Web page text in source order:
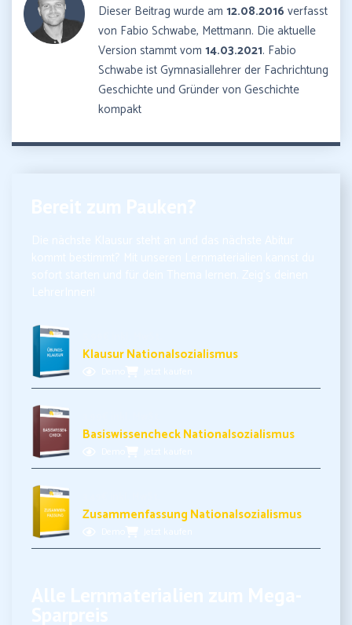
Dieser Beitrag wurde am 12.08.2016 verfasst
von Fabio Schwabe, Mettmann. Die aktuelle
Version stammt vom 14.03.2021. Fabio
Schwabe ist Gymnasiallehrer der Fachrichtung
Geschichte und Gründer von Geschichte
kompakt
Klausur Nationalsozialismus
Basiswissencheck Nationalsozialismus
Zusammenfassung Nationalsozialismus